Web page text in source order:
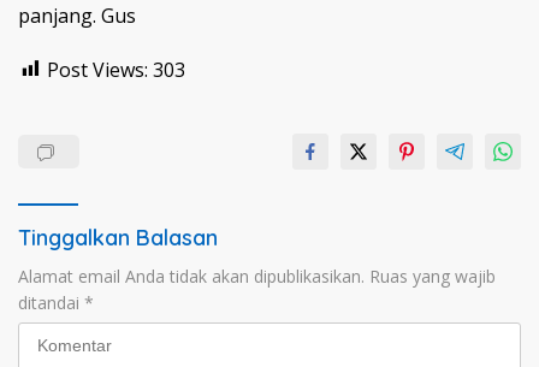
panjang. Gus
Post Views: 303
Tinggalkan Balasan
Alamat email Anda tidak akan dipublikasikan. Ruas yang wajib
ditandai *